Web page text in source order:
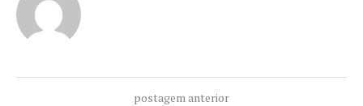
postagem anterior